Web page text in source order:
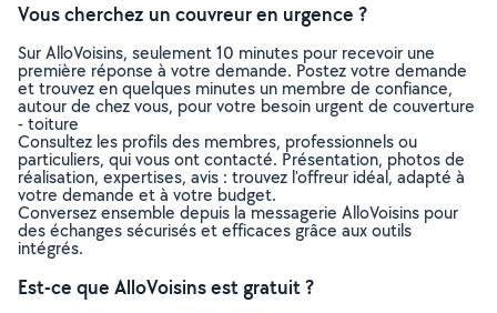
Vous cherchez un couvreur en urgence ?
Sur AlloVoisins, seulement 10 minutes pour recevoir une
première réponse à votre demande. Postez votre demande
et trouvez en quelques minutes un membre de confiance,
autour de chez vous, pour votre besoin urgent de couverture
- toiture
Consultez les profils des membres, professionnels ou
particuliers, qui vous ont contacté. Présentation, photos de
réalisation, expertises, avis : trouvez l'offreur idéal, adapté à
votre demande et à votre budget.
Conversez ensemble depuis la messagerie AlloVoisins pour
des échanges sécurisés et efficaces grâce aux outils
intégrés.
Est-ce que AlloVoisins est gratuit ?